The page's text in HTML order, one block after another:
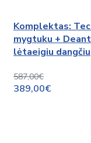
Komplektas:
mygtuku +
lėtaeigiu dangčiu
587,00€
389,00€